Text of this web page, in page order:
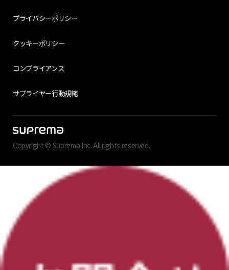
プライバシーポリシー
クッキーポリシー
コンプライアンス
サプライヤー行動規範
Copyright © Suprema Inc. All rights reserved.